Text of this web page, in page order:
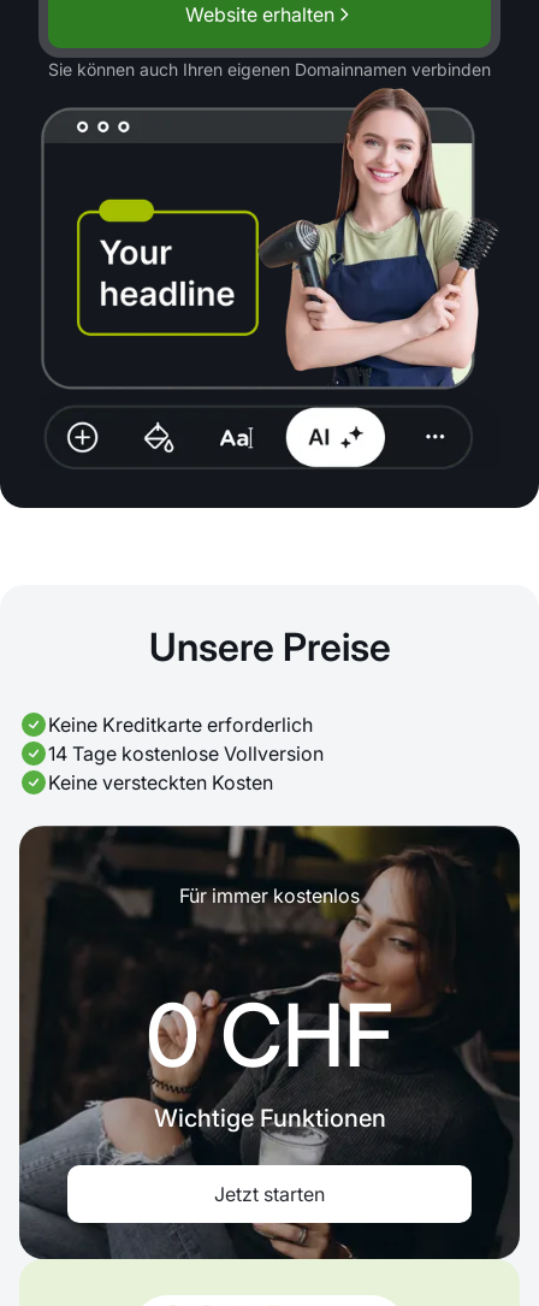
Website erhalten
Sie können auch Ihren eigenen Domainnamen verbinden
Unsere Preise
Keine Kreditkarte erforderlich
14 Tage kostenlose Vollversion
Keine versteckten Kosten
Für immer kostenlos
0 CHF
Wichtige Funktionen
Jetzt starten